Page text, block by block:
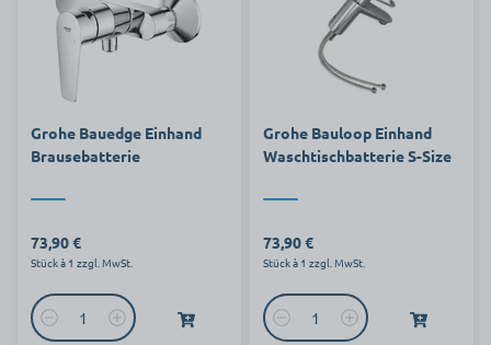
Grohe Bauedge Einhand
Brausebatterie
73,90 €
Stück à 1 zzgl. MwSt.
Grohe Bauloop Einhand
Waschtischbatterie S-Size
73,90 €
Stück à 1 zzgl. MwSt.